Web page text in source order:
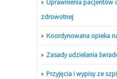
Uprawnienia pacjentów
zdrowotnej
Koordynowana opieka
Zasady udzielania
Przyjęcia i wypisy ze